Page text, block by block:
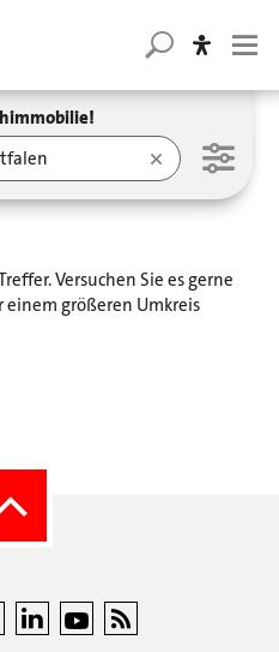
Versuchen Sie es gerne
größeren Umkreis